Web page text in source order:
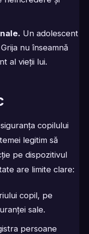
Un adolescent
nu înseamnă
al vieții lui.
copilului
legitim să
pe dispozitivul
are limite clare:
copil, pe
sale.
persoane